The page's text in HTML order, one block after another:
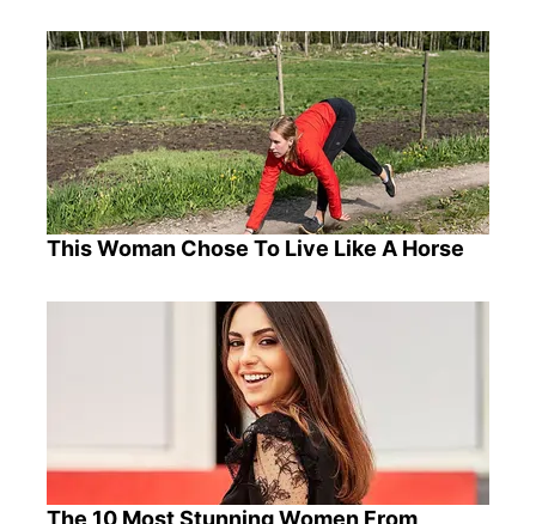
This Woman Chose To Live Like A Horse
The 10 Most Stunning Women From